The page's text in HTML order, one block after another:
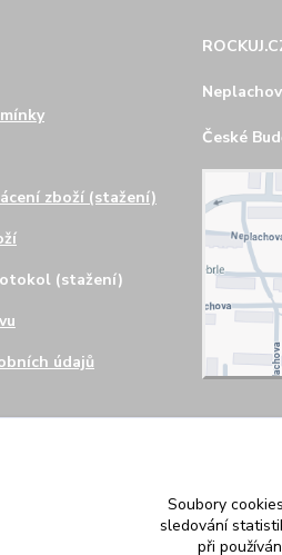
zboží (stažení)
(stažení)
údajů
České
Soubory
sledování
při